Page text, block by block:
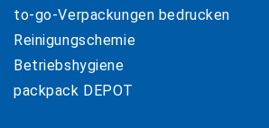
to-go-Verpackungen bedrucken
Reinigungschemie
Betriebshygiene
packpack DEPOT